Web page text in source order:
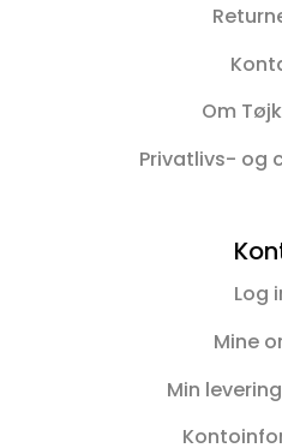
Om
Privatlivs- og
Log
Mine
Min